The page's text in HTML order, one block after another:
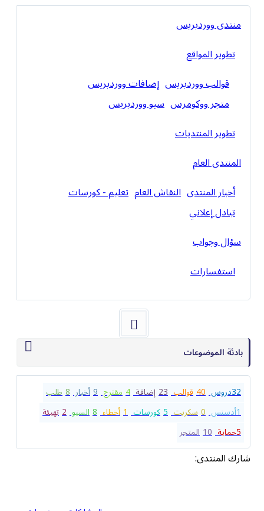
منتدى ووردبريس
تطوير المواقع
قوالب ووردبريس إضافات ووردبريس
متجر ووكومرس سيو ووردبريس
تطوير المنتديات
المنتدى العام
أخبار المنتدى النقاش العام تعليم - كورسات
تبادل إعلاني
سؤال وجواب
استفسارات
بادئة الموضوعات
32دروس 40قوالب23إضافة4 مقترح 9 أخبار8 طلب
أدسنس 0 سكربت5 كورسات1 أخطاء8 السيو 2 تهيئة
حماية10المتجر
شارك المنتدى: